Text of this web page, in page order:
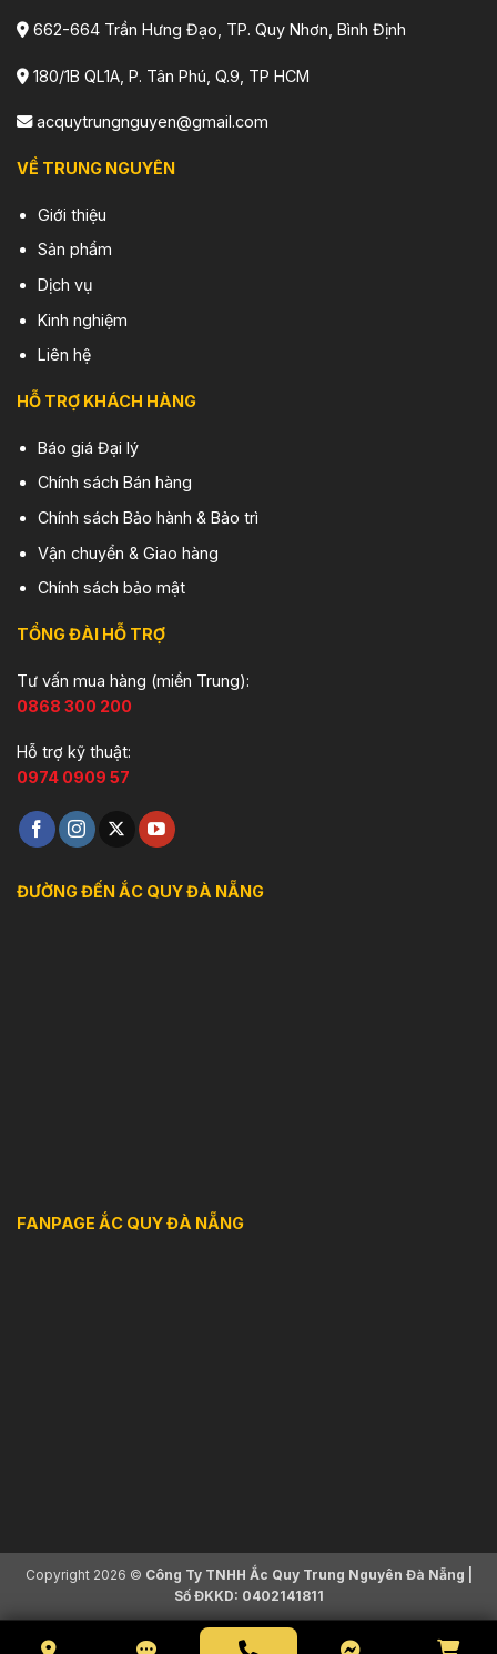
662-664 Trần Hưng Đạo, TP. Quy Nhơn, Bình Định
180/1B QL1A, P. Tân Phú, Q.9, TP HCM
acquytrungnguyen@gmail.com
VỀ TRUNG NGUYÊN
Giới thiệu
Sản phẩm
Dịch vụ
Kinh nghiệm
Liên hệ
HỖ TRỢ KHÁCH HÀNG
Báo giá Đại lý
Chính sách Bán hàng
Chính sách Bảo hành & Bảo trì
Vận chuyển & Giao hàng
Chính sách bảo mật
TỔNG ĐÀI HỖ TRỢ
Tư vấn mua hàng (miền Trung):
0868 300 200
Hỗ trợ kỹ thuật:
0974 0909 57
ĐƯỜNG ĐẾN ẮC QUY ĐÀ NẴNG
FANPAGE ẮC QUY ĐÀ NẴNG
Copyright 2026 © Công Ty TNHH Ắc Quy Trung Nguyên Đà Nẵng |
Số ĐKKD: 0402141811